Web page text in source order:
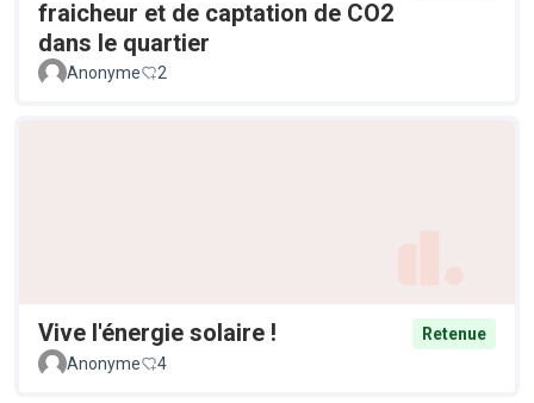
fraicheur et de captation de CO2
dans le quartier
Anonyme 2
Vive l'énergie solaire !
Retenue
Anonyme
4